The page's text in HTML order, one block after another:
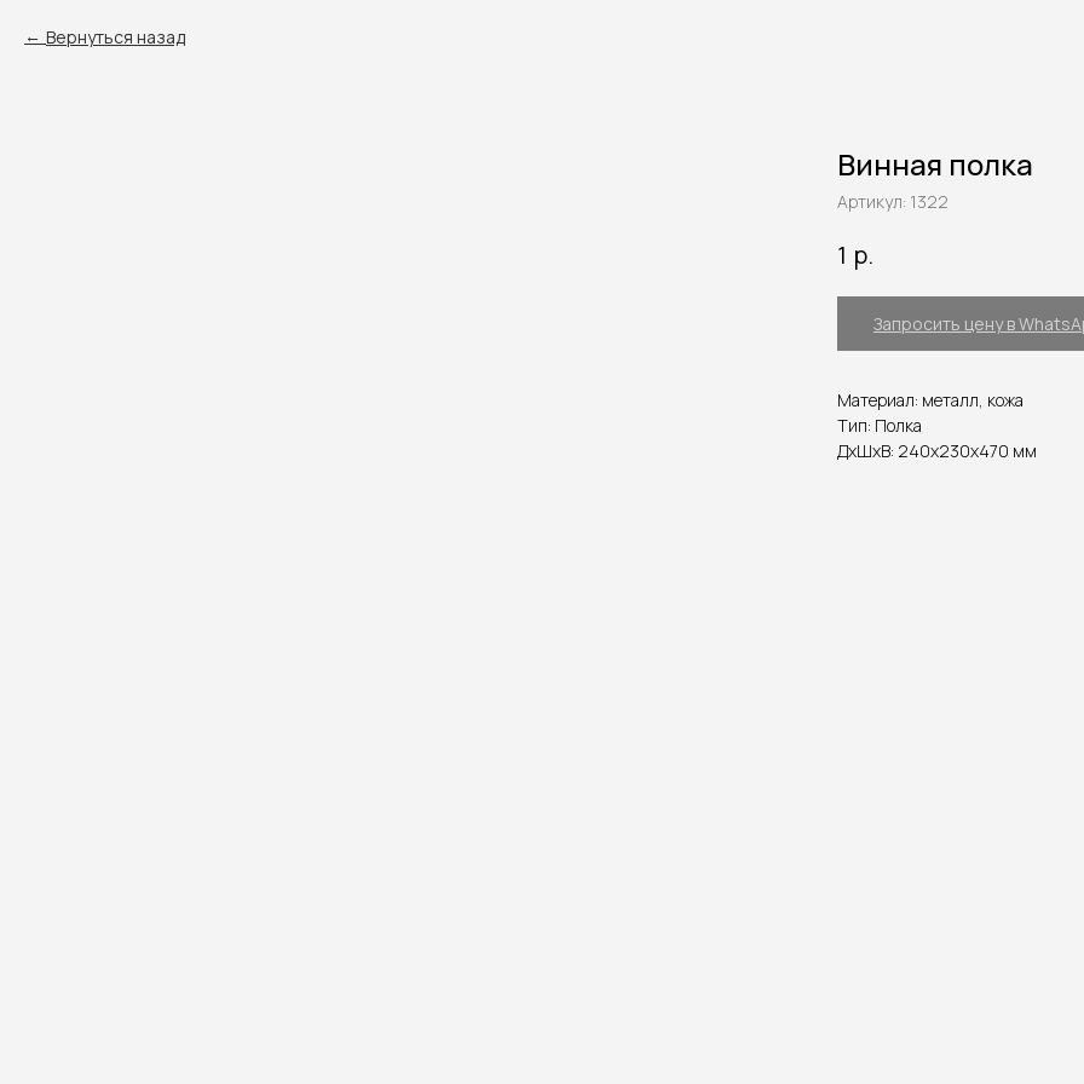
Вернуться назад
Винная полка
Артикул: 1322
1 р.
Запросить цену в
Материал: металл, кожа
Тип: Полка
ДxШxВ: 240x230x470 мм